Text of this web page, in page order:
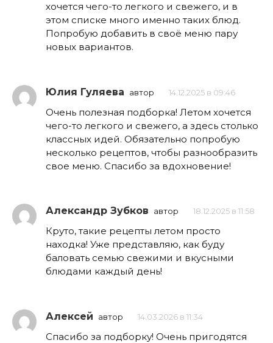
хочется чего-то легкого и свежего, и в
этом списке много именно таких блюд.
Попробую добавить в своё меню пару
новых вариантов.
Юлия Гуляева автор 14.12.2025 в 09:46
Очень полезная подборка! Летом хочется
чего-то легкого и свежего, а здесь столько
классных идей. Обязательно попробую
несколько рецептов, чтобы разнообразить
свое меню. Спасибо за вдохновение!
Александр Зубков автор 18.12.2025 в 11:58
Круто, такие рецепты летом просто
находка! Уже представляю, как буду
баловать семью свежими и вкусными
блюдами каждый день!
Алексей автор 14.03.2026 в 11:34
Спасибо за подборку! Очень пригодятся